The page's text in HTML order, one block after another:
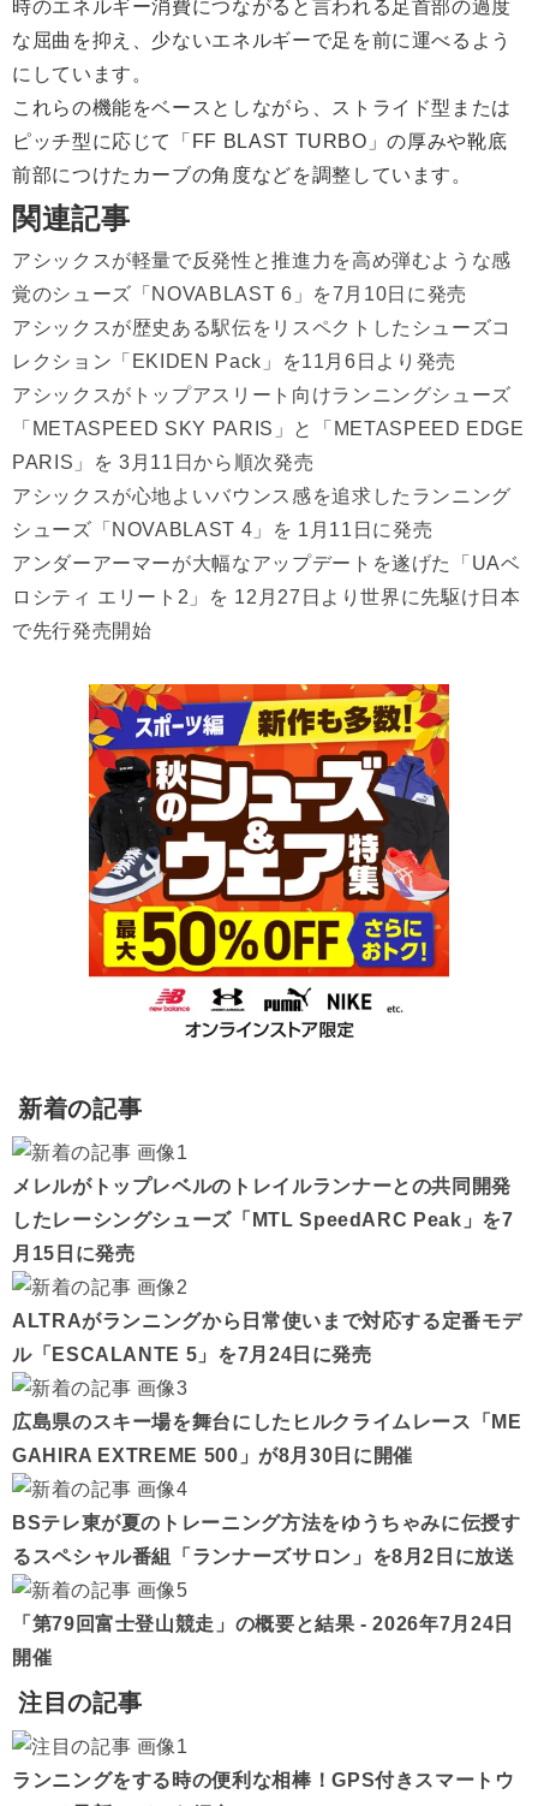
時のエネルギー消費につながると言われる足首部の過度
な屈曲を抑え、少ないエネルギーで足を前に運べるよう
にしています。
これらの機能をベースとしながら、ストライド型または
ピッチ型に応じて「FF BLAST TURBO」の厚みや靴底
前部につけたカーブの角度などを調整しています。
関連記事
アシックスが軽量で反発性と推進力を高め弾むような感
覚のシューズ「NOVABLAST 6」を7月10日に発売
アシックスが歴史ある駅伝をリスペクトしたシューズコ
レクション「EKIDEN Pack」を11月6日より発売
アシックスがトップアスリート向けランニングシューズ
「METASPEED SKY PARIS」と「METASPEED EDGE
PARIS」を 3月11日から順次発売
アシックスが心地よいバウンス感を追求したランニング
シューズ「NOVABLAST 4」を 1月11日に発売
アンダーアーマーが大幅なアップデートを遂げた「UAベ
ロシティ エリート2」を 12月27日より世界に先駆け日本
で先行発売開始
新着の記事
メレルがトップレベルのトレイルランナーとの共同開発
したレーシングシューズ「MTL SpeedARC Peak」を7
月15日に発売
ALTRAがランニングから日常使いまで対応する定番モデ
ル「ESCALANTE 5」を7月24日に発売
広島県のスキー場を舞台にしたヒルクライムレース「ME
GAHIRA EXTREME 500」が8月30日に開催
BSテレ東が夏のトレーニング方法をゆうちゃみに伝授す
るスペシャル番組「ランナーズサロン」を8月2日に放送
「第79回富士登山競走」の概要と結果 - 2026年7月24日
開催
注目の記事
ランニングをする時の便利な相棒！GPS付きスマートウ